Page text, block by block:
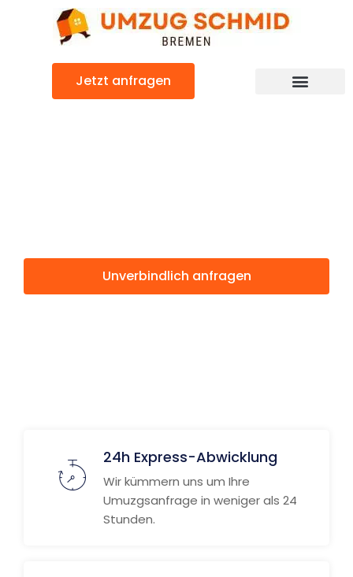
Jetzt anfragen
Unverbindlich anfragen
24h Express-Abwicklung
Wir kümmern uns um Ihre
Umuzgsanfrage in weniger als 24
Stunden.